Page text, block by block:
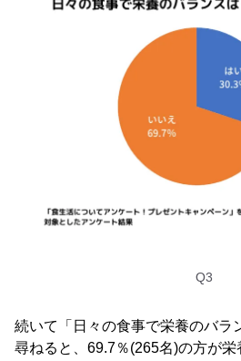
Q3
続いて「日々の食事で栄養のバラ
尋ねると、69.7％(265名)の方が